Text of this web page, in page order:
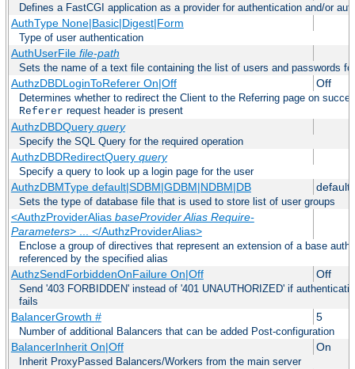
Defines a FastCGI application as a provider for authentication and/or
AuthType None|Basic|Digest|Form
Type of user authentication
AuthUserFile file-path
Sets the name of a text file containing the list of users and passwords
AuthzDBDLoginToReferer On|Off Off
Determines whether to redirect the Client to the Referring page on
Referer request header is present
AuthzDBDQuery query
Specify the SQL Query for the required operation
AuthzDBDRedirectQuery query
Specify a query to look up a login page for the user
AuthzDBMType default|SDBM|GDBM|NDBM|DB default
Sets the type of database file that is used to store list of user groups
<AuthzProviderAlias baseProvider Alias Require-
Parameters> ... </AuthzProviderAlias>
Enclose a group of directives that represent an extension of a base
referenced by the specified alias
AuthzSendForbiddenOnFailure On|Off Off
Send '403 FORBIDDEN' instead of '401 UNAUTHORIZED' if
fails
BalancerGrowth # 5
Number of additional Balancers that can be added Post-configuration
BalancerInherit On|Off On
Inherit ProxyPassed Balancers/Workers from the main server